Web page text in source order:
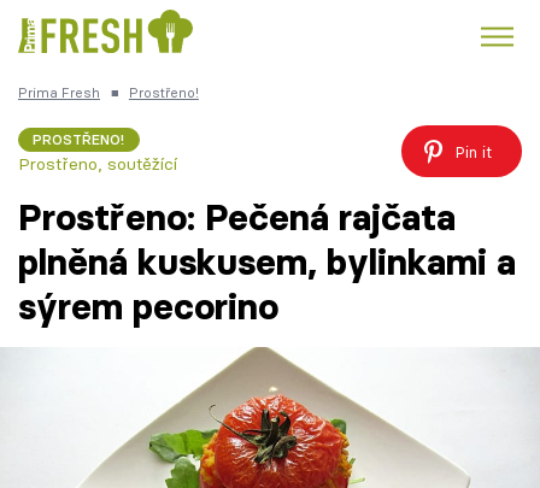
Česká kuchyně
Témata
Prima Fresh ■ Prostřeno!
PROSTŘENO!
Prostřeno, soutěžící
Pin it
Prostřeno: Pečená rajčata
plněná kuskusem, bylinkami a
sýrem pecorino